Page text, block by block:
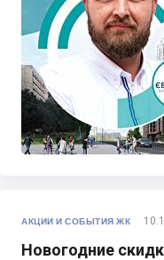
АКЦИИ И СОБЫТИЯ ЖК
Новогодние